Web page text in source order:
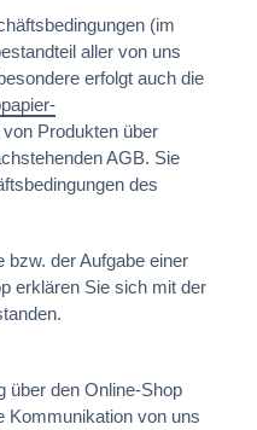
(im
aller von uns
erfolgt auch die
Produkten über
AGB. Sie
des
bzw. der Aufgabe einer
erklären Sie sich mit der
über den Online-Shop
Kommunikation von uns